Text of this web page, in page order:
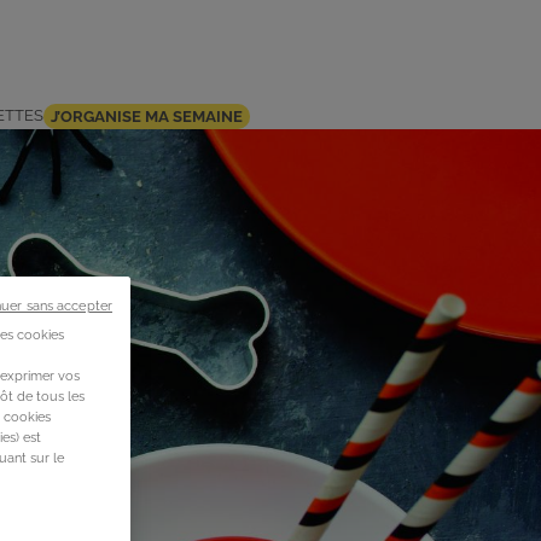
J’ORGANISE MA SEMAINE
cookies
vos
de tous les
cookies
est
sur le
sans accepter